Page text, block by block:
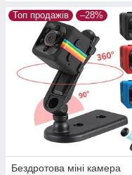
Топ продажів –28%
Бездротова міні камера